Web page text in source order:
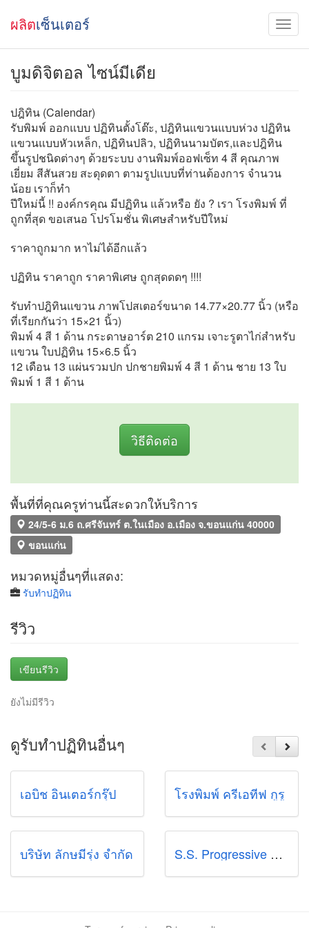
ผลิตเซ็นเตอร์
บูมดิจิตอล ไซน์มีเดีย
ปฎิทิน (Calendar)
รับพิมพ์ ออกแบบ ปฏิทินตั้งโต๊ะ, ปฎิทินแขวนแบบห่วง ปฏิทิน
แขวนแบบหัวเหล็ก, ปฏิทินปลิว, ปฏิทินนามบัตร,และปฎิทิน
ขึ้นรูปชนิดต่างๆ ด้วยระบบ งานพิมพ์ออฟเซ็ท 4 สี คุณภาพ
เยี่ยม สีสันสวย สะดุดตา ตามรูปแบบที่ท่านต้องการ จำนวน
น้อย เราก็ทำ
ปีใหม่นี้ !! องค์กรคุณ มีปฏิทิน แล้วหรือ ยัง ? เรา โรงพิมพ์ ที่
ถูกที่สุด ขอเสนอ โปรโมชั่น พิเศษสำหรับปีใหม่
ราคาถูกมาก หาไม่ได้อีกแล้ว
ปฏิทิน ราคาถูก ราคาพิเศษ ถูกสุดดดๆ !!!!
รับทำปฎิทินแขวน ภาพโปสเตอร์ขนาด 14.77×20.77 นิ้ว (หรือ
ที่เรียกกันว่า 15×21 นิ้ว)
พิมพ์ 4 สี 1 ด้าน กระดาษอาร์ต 210 แกรม เจาะรูตาไก่สำหรับ
แขวน ใบปฏิทิน 15×6.5 นิ้ว
12 เดือน 13 แผ่นรวมปก ปกชายพิมพ์ 4 สี 1 ด้าน ชาย 13 ใบ
พิมพ์ 1 สี 1 ด้าน
วิธีติดต่อ
พื้นที่ที่คุณครูท่านนี้สะดวกให้บริการ
24/5-6 ม.6 ถ.ศรีจันทร์ ต.ในเมือง อ.เมือง จ.ขอนแก่น 40000
ขอนแก่น
หมวดหมู่อื่นๆที่แสดง:
รับทำปฏิทิน
รีวิว
เขียนรีวิว
ยังไม่มีรีวิว
ดูรับทำปฏิทินอื่นๆ
เอบิช อินเตอร์กรุ๊ป โรงพิมพ์ ครีเอทีฟ กูรู
บริษัท ลักษมีรุ่ง จำกัด S.S. Progressive Media